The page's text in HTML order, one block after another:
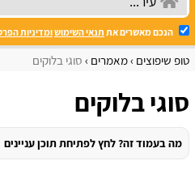
הנכם מאשרים את תנאי השימושומדיניות
טופ שיפוצים מאמרים סוגי בלוקים
סוגי בלוקים
מה בעמוד זה? לחץ לפתיחת תוכן עניינים